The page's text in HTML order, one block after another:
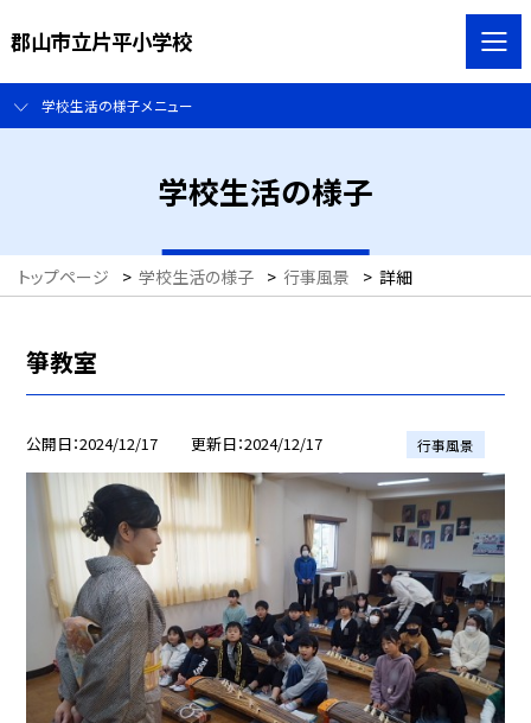
郡山市立片平小学校
学校生活の様子メニュー
学校生活の様子
トップページ > 学校生活の様子 > 行事風景 > 詳細
箏教室
公開日 2024/12/17 更新日 2024/12/17 行事風景